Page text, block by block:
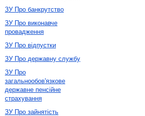
ЗУ Про банкрутство
ЗУ Про виконавче
провадження
ЗУ Про відпустки
ЗУ Про державну службу
ЗУ Про
загальнообов'язкове
державне пенсійне
страхування
ЗУ Про зайнятість